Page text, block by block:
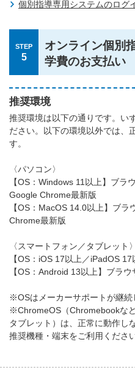
個別指導専用システムのログ
STEP
5
オンライン個別
学費のお支払い
推奨環境
推奨環境は以下の通りです。い
ださい。以下の環境以外では、
す。
〈パソコン〉
【OS：Windows 11以上】ブラ
Google Chrome最新版
【OS：MacOS 14.0以上】ブ
Chrome最新版
〈スマートフォン／タブレット〉
【OS：iOS 17以上／iPadOS
【OS：Android 13以上】ブラ
※OSはメーカーサポートが継続
※ChromeOS（Chromebookな
タブレット）は、正常に動作し
推奨機種・端末をご利用ください